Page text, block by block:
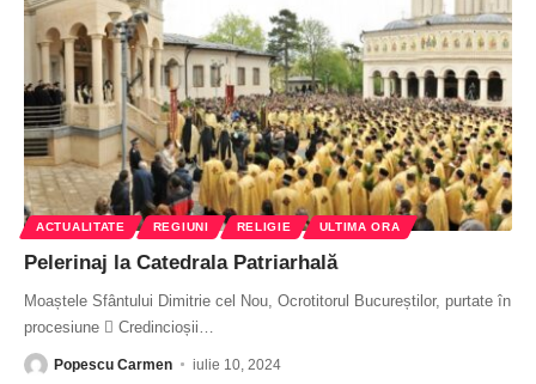
ACTUALITATE REGIUNI RELIGIE ULTIMA ORA
Pelerinaj la Catedrala Patriarhală
Moaștele Sfântului Dimitrie cel Nou, Ocrotitorul Bucureștilor, purtate în
procesiune  Credincioșii
Popescu Carmen iulie 10, 2024